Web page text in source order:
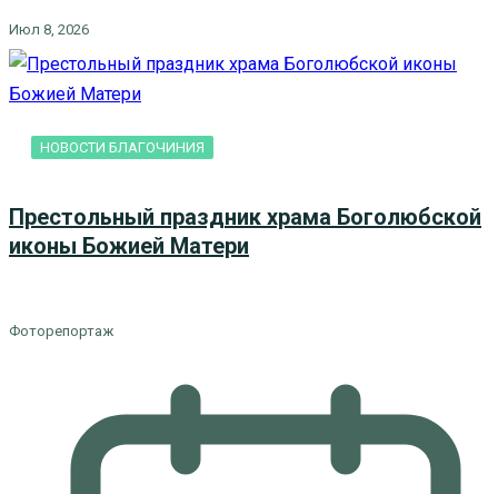
Июл 8, 2026
НОВОСТИ БЛАГОЧИНИЯ
Престольный праздник храма Боголюбской
иконы Божией Матери
Фоторепортаж